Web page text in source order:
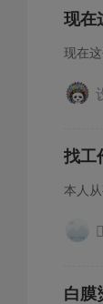
现在
现在
找工
白膜